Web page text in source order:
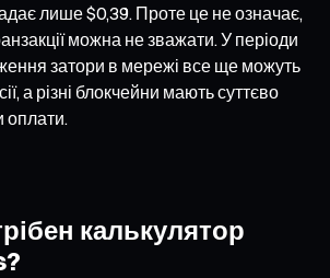
лише $0,39. Проте це не означає,
можна не зважати. У періоди
затори в мережі все ще можуть
а різні блокчейни мають суттєво
оплати.
калькулятор